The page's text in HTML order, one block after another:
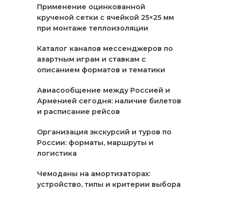
Применение оцинкованной
крученой сетки с ячейкой 25×25 мм
при монтаже теплоизоляции
Каталог каналов мессенджеров по
азартным играм и ставкам с
описанием форматов и тематики
Авиасообщение между Россией и
Арменией сегодня: наличие билетов
и расписание рейсов
Организация экскурсий и туров по
России: форматы, маршруты и
логистика
Чемоданы на амортизаторах:
устройство, типы и критерии выбора